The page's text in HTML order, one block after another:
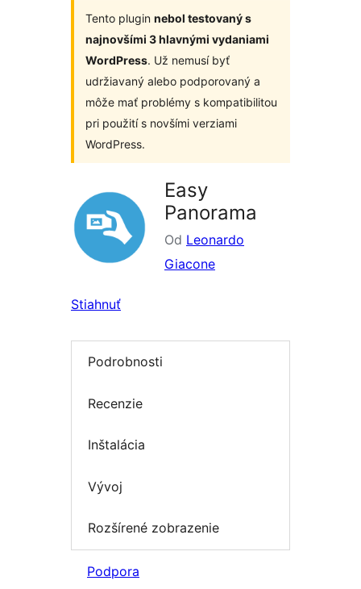
Tento plugin nebol testovaný s
najnovšími 3 hlavnými vydaniami
WordPress. Už nemusí byť
udržiavaný alebo podporovaný a
môže mať problémy s kompatibilitou
pri použití s novšími verziami
WordPress.
Easy
Panorama
Od Leonardo
Giacone
Stiahnuť
Podrobnosti
Recenzie
Inštalácia
Vývoj
Rozšírené zobrazenie
Podpora